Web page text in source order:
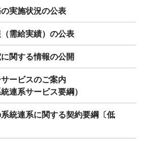
実施状況の公表
需給実績）の公表
関する情報の公開
ービスのご案内
連系サービス要綱）
統連系に関する契約要綱〔低